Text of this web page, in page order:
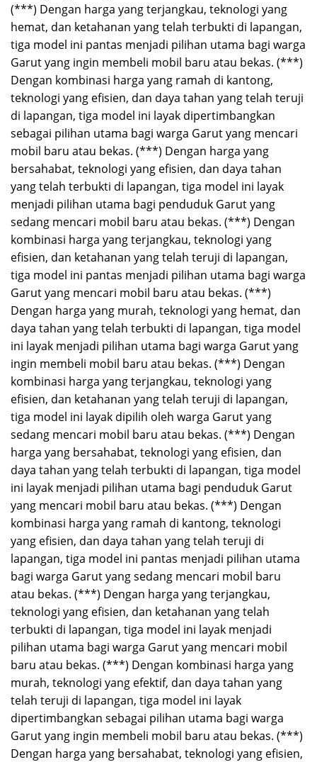
(***) Dengan harga yang terjangkau, teknologi yang
hemat, dan ketahanan yang telah terbukti di lapangan,
tiga model ini pantas menjadi pilihan utama bagi warga
Garut yang ingin membeli mobil baru atau bekas. (***)
Dengan kombinasi harga yang ramah di kantong,
teknologi yang efisien, dan daya tahan yang telah teruji
di lapangan, tiga model ini layak dipertimbangkan
sebagai pilihan utama bagi warga Garut yang mencari
mobil baru atau bekas. (***) Dengan harga yang
bersahabat, teknologi yang efisien, dan daya tahan
yang telah terbukti di lapangan, tiga model ini layak
menjadi pilihan utama bagi penduduk Garut yang
sedang mencari mobil baru atau bekas. (***) Dengan
kombinasi harga yang terjangkau, teknologi yang
efisien, dan ketahanan yang telah teruji di lapangan,
tiga model ini pantas menjadi pilihan utama bagi warga
Garut yang mencari mobil baru atau bekas. (***)
Dengan harga yang murah, teknologi yang hemat, dan
daya tahan yang telah terbukti di lapangan, tiga model
ini layak menjadi pilihan utama bagi warga Garut yang
ingin membeli mobil baru atau bekas. (***) Dengan
kombinasi harga yang terjangkau, teknologi yang
efisien, dan ketahanan yang telah teruji di lapangan,
tiga model ini layak dipilih oleh warga Garut yang
sedang mencari mobil baru atau bekas. (***) Dengan
harga yang bersahabat, teknologi yang efisien, dan
daya tahan yang telah terbukti di lapangan, tiga model
ini layak menjadi pilihan utama bagi penduduk Garut
yang mencari mobil baru atau bekas. (***) Dengan
kombinasi harga yang ramah di kantong, teknologi
yang efisien, dan daya tahan yang telah teruji di
lapangan, tiga model ini pantas menjadi pilihan utama
bagi warga Garut yang sedang mencari mobil baru
atau bekas. (***) Dengan harga yang terjangkau,
teknologi yang efisien, dan ketahanan yang telah
terbukti di lapangan, tiga model ini layak menjadi
pilihan utama bagi warga Garut yang mencari mobil
baru atau bekas. (***) Dengan kombinasi harga yang
murah, teknologi yang efektif, dan daya tahan yang
telah teruji di lapangan, tiga model ini layak
dipertimbangkan sebagai pilihan utama bagi warga
Garut yang ingin membeli mobil baru atau bekas. (***)
Dengan harga yang bersahabat, teknologi yang efisien,